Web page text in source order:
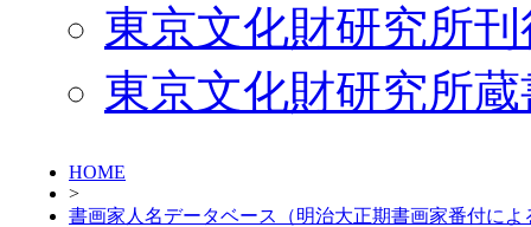
東京文化財研究所
東京文化財研究所
HOME
>
書画家人名データベース（明治大正期書画家番付によ